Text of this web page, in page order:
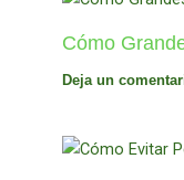
Cómo
Deja un